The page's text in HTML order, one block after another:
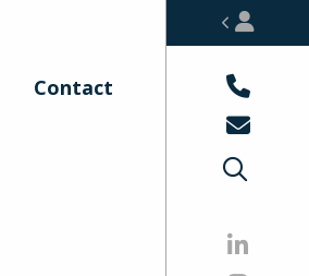
Contact